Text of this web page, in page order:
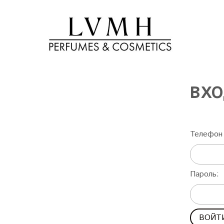
Пароль: